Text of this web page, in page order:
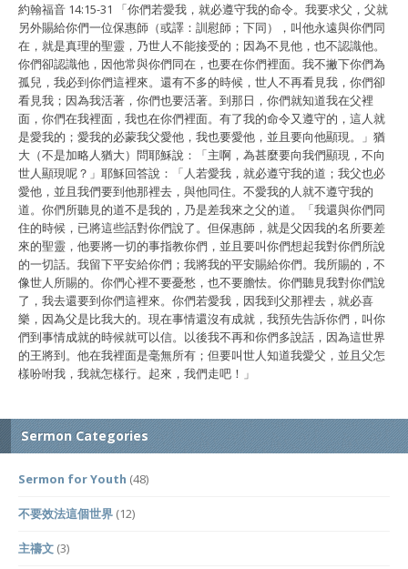
約翰福音 14:15-31 「你們若愛我，就必遵守我的命令。我要求父，父就
另外賜給你們一位保惠師（或譯：訓慰師；下同），叫他永遠與你們同
在，就是真理的聖靈，乃世人不能接受的；因為不見他，也不認識他。
你們卻認識他，因他常與你們同在，也要在你們裡面。我不撇下你們為
孤兒，我必到你們這裡來。還有不多的時候，世人不再看見我，你們卻
看見我；因為我活著，你們也要活著。到那日，你們就知道我在父裡
面，你們在我裡面，我也在你們裡面。有了我的命令又遵守的，這人就
是愛我的；愛我的必蒙我父愛他，我也要愛他，並且要向他顯現。」猶
大（不是加略人猶大）問耶穌說：「主啊，為甚麼要向我們顯現，不向
世人顯現呢？」耶穌回答說：「人若愛我，就必遵守我的道；我父也必
愛他，並且我們要到他那裡去，與他同住。不愛我的人就不遵守我的
道。你們所聽見的道不是我的，乃是差我來之父的道。「我還與你們同
住的時候，已將這些話對你們說了。但保惠師，就是父因我的名所要差
來的聖靈，他要將一切的事指教你們，並且要叫你們想起我對你們所說
的一切話。我留下平安給你們；我將我的平安賜給你們。我所賜的，不
像世人所賜的。你們心裡不要憂愁，也不要膽怯。你們聽見我對你們說
了，我去還要到你們這裡來。你們若愛我，因我到父那裡去，就必喜
樂，因為父是比我大的。現在事情還沒有成就，我預先告訴你們，叫你
們到事情成就的時候就可以信。以後我不再和你們多說話，因為這世界
的王將到。他在我裡面是毫無所有；但要叫世人知道我愛父，並且父怎
樣吩咐我，我就怎樣行。起來，我們走吧！」
Sermon Categories
Sermon for Youth (48)
不要效法這個世界 (12)
主禱文 (3)